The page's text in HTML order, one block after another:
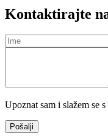
Kontaktirajte
Upoznat sam i slažem se
Pošalji